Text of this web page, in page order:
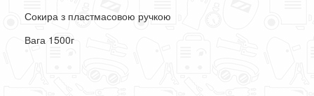
Сокира з пластмасовою ручкою
Вага 1500г